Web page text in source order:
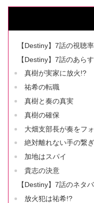
【Destiny】7話の視聴率
【Destiny】7話のあら
真樹が実家に放火!?
祐希の転職
真樹と奏の真実
真樹の確保
大畑支部長が奏をフ
絶対離れない手の繋
加地はスパイ
貴志の決意
【Destiny】7話のネタ
放火犯は祐希!?